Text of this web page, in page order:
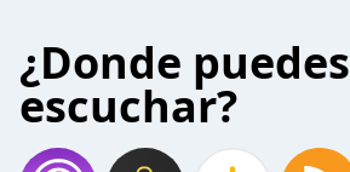
¿Donde puedes
escuchar?